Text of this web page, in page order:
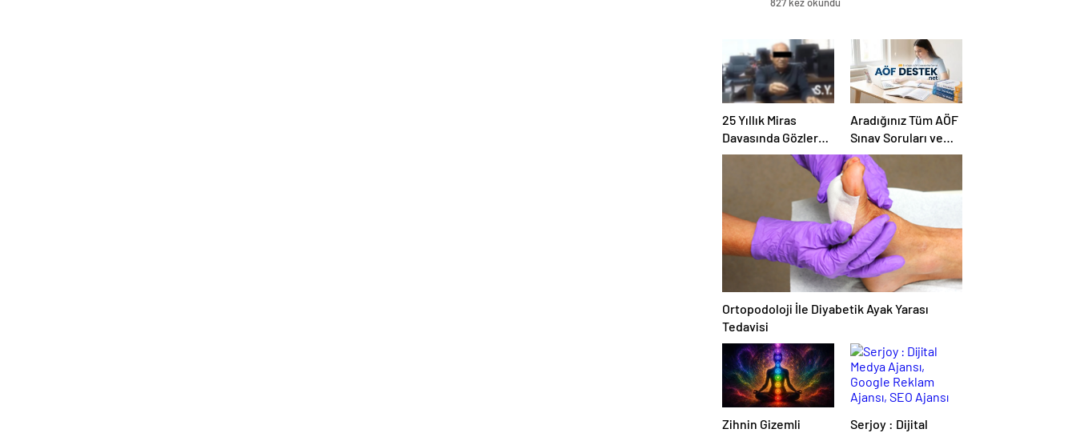
827 kez okundu
25 Yıllık Miras
Davasında Gözler
Temmuz Ayındaki
Karar Duruşmasına
Aradığınız Tüm AÖF
Sınav Soruları ve
Canlı Açıköğretim
Forumu Burada
Ortopodoloji İle Diyabetik Ayak Yarası
Tedavisi
Zihnin Gizemli
Serjoy : Dijital